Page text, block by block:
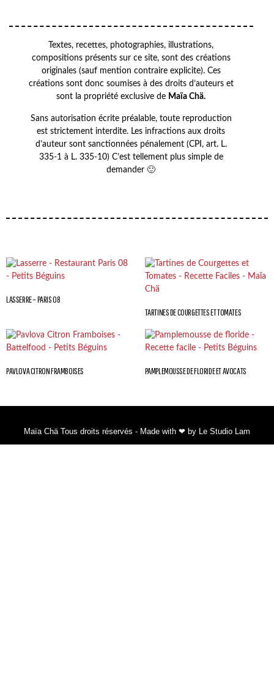
Textes, recettes, photographies, illustrations,
compositions présents sur ce site, sont des créations
originales (sauf mention contraire explicite). Ces
créations sont donc soumises à des droits d’auteurs et
sont la propriété exclusive de Maïa Chä.
Sans autorisation écrite préalable, toute reproduction
est strictement interdite. Les infractions aux droits
d’auteur sont sanctionnées pénalement (CPI, art. L.
335-1 à L. 335-10) C’est tellement plus simple de
demander 🙂
LASSERRE – PARIS 08
TARTINES DE COURGETTES ET TOMATES
PAVLOVA CITRON FRAMBOISES PAMPLEMOUSSE DE FLORIDE ET AVOCATS
Maïa Chä Tous droits réservés - Made with ❤ by Le Studio Lam